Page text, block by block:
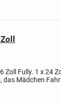
Zoll Fully. 1 x 24
das Mädchen